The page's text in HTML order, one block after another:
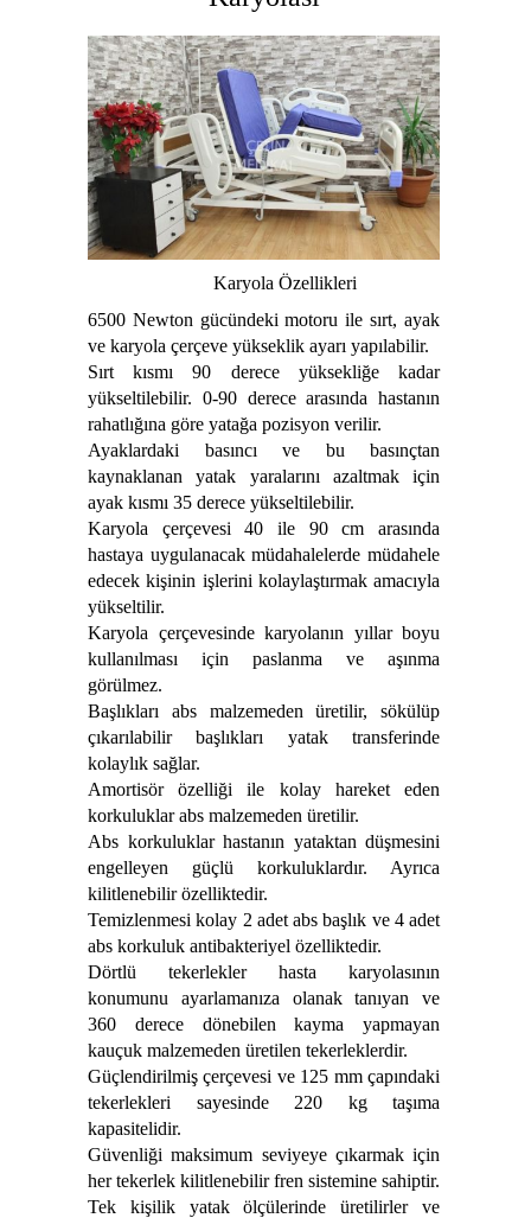
Karyola Özellikleri
6500 Newton gücündeki motoru ile sırt, ayak
ve karyola çerçeve yükseklik ayarı yapılabilir.
Sırt kısmı 90 derece yüksekliğe kadar
yükseltilebilir. 0-90 derece arasında hastanın
rahatlığına göre yatağa pozisyon verilir.
Ayaklardaki basıncı ve bu basınçtan
kaynaklanan yatak yaralarını azaltmak için
ayak kısmı 35 derece yükseltilebilir.
Karyola çerçevesi 40 ile 90 cm arasında
hastaya uygulanacak müdahalelerde müdahele
edecek kişinin işlerini kolaylaştırmak amacıyla
yükseltilir.
Karyola çerçevesinde karyolanın yıllar boyu
kullanılması için paslanma ve aşınma
görülmez.
Başlıkları abs malzemeden üretilir, sökülüp
çıkarılabilir başlıkları yatak transferinde
kolaylık sağlar.
Amortisör özelliği ile kolay hareket eden
korkuluklar abs malzemeden üretilir.
Abs korkuluklar hastanın yataktan düşmesini
engelleyen güçlü korkuluklardır. Ayrıca
kilitlenebilir özelliktedir.
Temizlenmesi kolay 2 adet abs başlık ve 4 adet
abs korkuluk antibakteriyel özelliktedir.
Dörtlü tekerlekler hasta karyolasının
konumunu ayarlamanıza olanak tanıyan ve
360 derece dönebilen kayma yapmayan
kauçuk malzemeden üretilen tekerleklerdir.
Güçlendirilmiş çerçevesi ve 125 mm çapındaki
tekerlekleri sayesinde 220 kg taşıma
kapasitelidir.
Güvenliği maksimum seviyeye çıkarmak için
her tekerlek kilitlenebilir fren sistemine sahiptir.
Tek kişilik yatak ölçülerinde üretilirler ve